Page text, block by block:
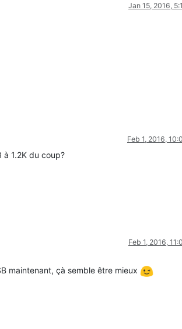
Jan 15, 2016,
Feb 1, 2016,
1.2K du coup?
Feb 1, 2016,
maintenant, çà semble être mieux